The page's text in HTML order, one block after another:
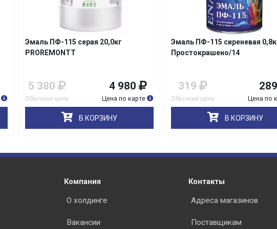
Эмаль ПФ-115 сиреневая 0,8кг
Простокрашено/14
319
Обычная цена
289
Цена по карте
В КОРЗИНУ
Эмаль ПФ-115 бежевая 0,8кг
Простокрашено/14
279
Обычная цена
259
Цена по
В КОРЗИНУ
Компания
О холдинге
Вакансии
Контакты
Адреса магазинов
Поставщикам